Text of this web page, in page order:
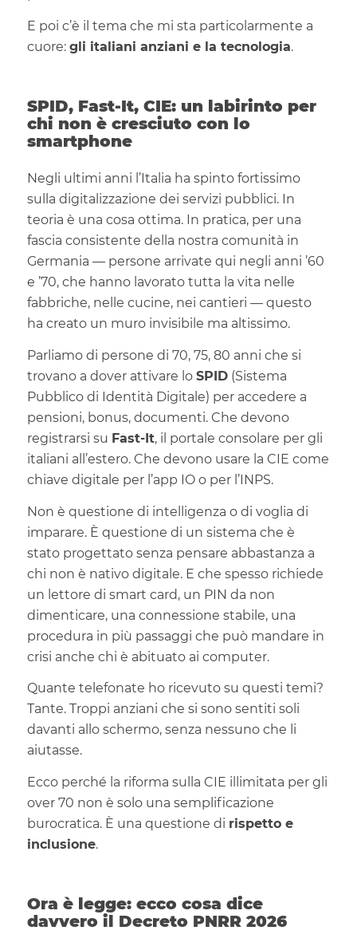
E poi c’è il tema che mi sta particolarmente a
cuore: gli italiani anziani e la tecnologia.
SPID, Fast-It, CIE: un labirinto per
chi non è cresciuto con lo
smartphone
Negli ultimi anni l’Italia ha spinto fortissimo
sulla digitalizzazione dei servizi pubblici. In
teoria è una cosa ottima. In pratica, per una
fascia consistente della nostra comunità in
Germania — persone arrivate qui negli anni ’60
e ’70, che hanno lavorato tutta la vita nelle
fabbriche, nelle cucine, nei cantieri — questo
ha creato un muro invisibile ma altissimo.
Parliamo di persone di 70, 75, 80 anni che si
trovano a dover attivare lo SPID(Sistema
Pubblico di Identità Digitale) per accedere a
pensioni, bonus, documenti. Che devono
registrarsi su Fast-It, il portale consolare per gli
italiani all’estero. Che devono usare la CIE come
chiave digitale per l’app IO o per l’INPS.
Non è questione di intelligenza o di voglia di
imparare. È questione di un sistema che è
stato progettato senza pensare abbastanza a
chi non è nativo digitale. E che spesso richiede
un lettore di smart card, un PIN da non
dimenticare, una connessione stabile, una
procedura in più passaggi che può mandare in
crisi anche chi è abituato ai computer.
Quante telefonate ho ricevuto su questi temi?
Tante. Troppi anziani che si sono sentiti soli
davanti allo schermo, senza nessuno che li
aiutasse.
Ecco perché la riforma sulla CIE illimitata per gli
over 70 non è solo una semplificazione
burocratica. È una questione di rispetto e
inclusione.
Ora è legge: ecco cosa dice
davvero il Decreto PNRR 2026